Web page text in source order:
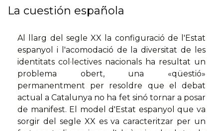
La cuestión española
Al llarg del segle XX la configuració de l'Estat
espanyol i l'acomodació de la diversitat de les
identitats col·lectives nacionals ha resultat un
problema obert, una «qüestió»
permanentment per resoldre que el debat
actual a Catalunya no ha fet sinó tornar a posar
de manifest. El model d'Estat espanyol que va
sorgir del segle XX es va caracteritzar per un